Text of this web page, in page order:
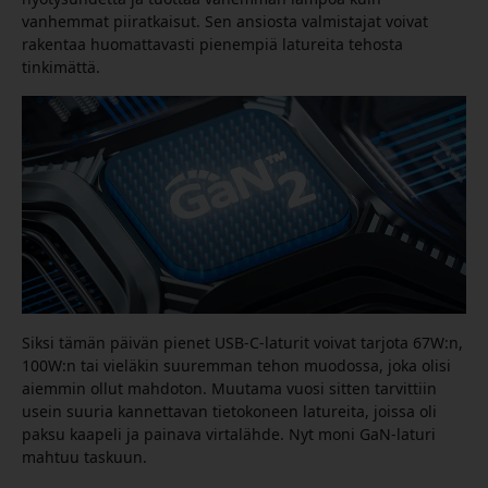
vanhemmat piiratkaisut. Sen ansiosta valmistajat voivat
rakentaa huomattavasti pienempiä latureita tehosta
tinkimättä.
Siksi tämän päivän pienet USB-C-laturit voivat tarjota 67W:n,
100W:n tai vieläkin suuremman tehon muodossa, joka olisi
aiemmin ollut mahdoton. Muutama vuosi sitten tarvittiin
usein suuria kannettavan tietokoneen latureita, joissa oli
paksu kaapeli ja painava virtalähde. Nyt moni GaN-laturi
mahtuu taskuun.